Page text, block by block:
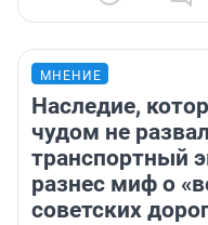
МНЕНИЕ
Наследие,
чудом не
транспортный
разнес миф о
советских